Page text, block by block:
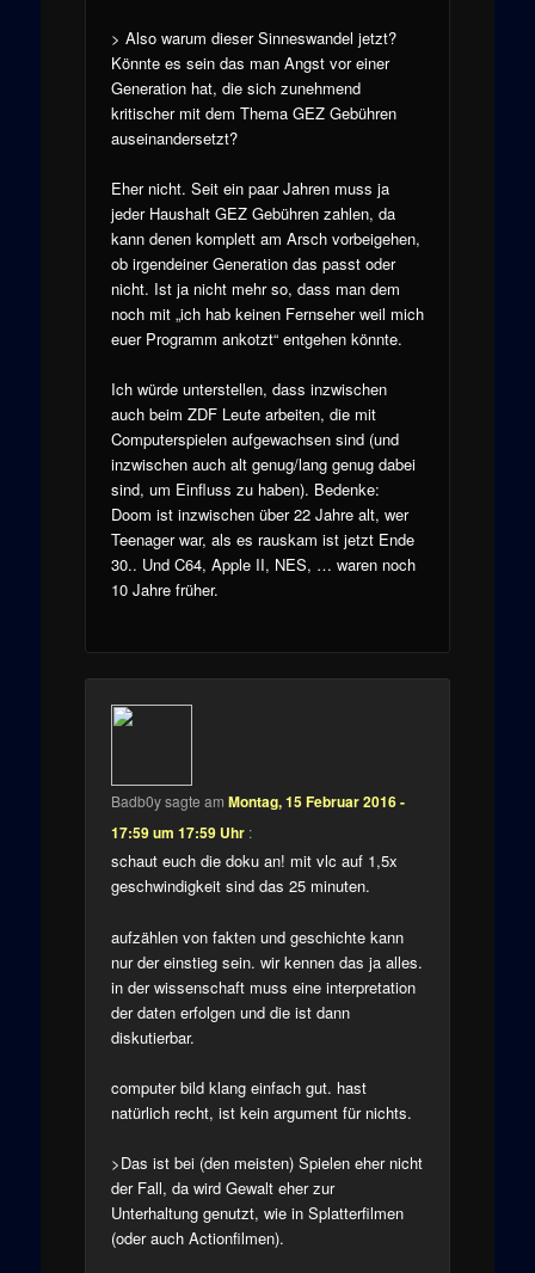
> Also warum dieser Sinneswandel jetzt?
Könnte es sein das man Angst vor einer
Generation hat, die sich zunehmend
kritischer mit dem Thema GEZ Gebühren
auseinandersetzt?
Eher nicht. Seit ein paar Jahren muss ja
jeder Haushalt GEZ Gebühren zahlen, da
kann denen komplett am Arsch vorbeigehen,
ob irgendeiner Generation das passt oder
nicht. Ist ja nicht mehr so, dass man dem
noch mit „ich hab keinen Fernseher weil mich
euer Programm ankotzt“ entgehen könnte.
Ich würde unterstellen, dass inzwischen
auch beim ZDF Leute arbeiten, die mit
Computerspielen aufgewachsen sind (und
inzwischen auch alt genug/lang genug dabei
sind, um Einfluss zu haben). Bedenke:
Doom ist inzwischen über 22 Jahre alt, wer
Teenager war, als es rauskam ist jetzt Ende
30.. Und C64, Apple II, NES, … waren noch
10 Jahre früher.
Badb0ysagte am Montag, 15 Februar 2016 -
17:59 um 17:59 Uhr :
schaut euch die doku an! mit vlc auf 1,5x
geschwindigkeit sind das 25 minuten.
aufzählen von fakten und geschichte kann
nur der einstieg sein. wir kennen das ja alles.
in der wissenschaft muss eine interpretation
der daten erfolgen und die ist dann
diskutierbar.
computer bild klang einfach gut. hast
natürlich recht, ist kein argument für nichts.
>Das ist bei (den meisten) Spielen eher nicht
der Fall, da wird Gewalt eher zur
Unterhaltung genutzt, wie in Splatterfilmen
(oder auch Actionfilmen).